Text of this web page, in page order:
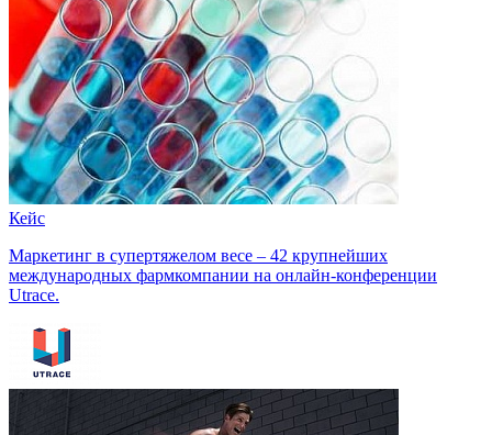
Кейс
Маркетинг в супертяжелом весе – 42 крупнейших
международных фармкомпании на онлайн-конференции
Utrace.